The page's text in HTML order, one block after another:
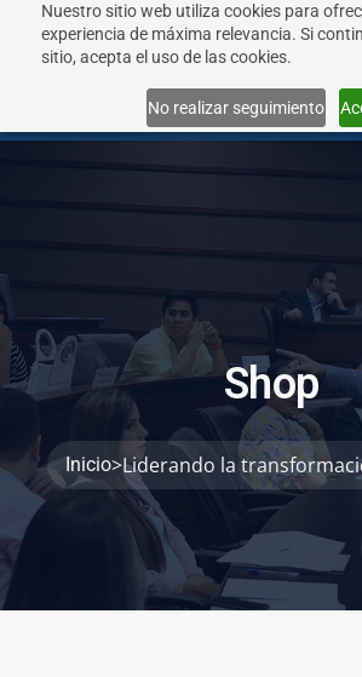
Nuestro sitio web utiliza cookies para
experiencia de máxima relevancia. Si
sitio, acepta el uso de las cookies.
No realizar seguimiento
Shop
Inicio>Liderando la